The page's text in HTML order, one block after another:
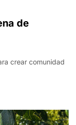
de
crear comunidad